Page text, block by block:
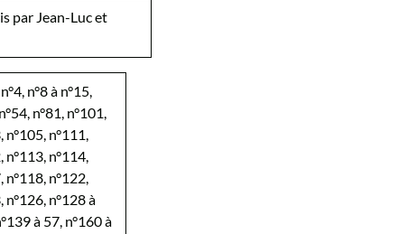
par Jean-Luc et
n°8 à n°15,
n°81, n°101,
n°105, n°111,
n°113, n°114,
n°118, n°122,
n°126, n°128 à
à 57, n°160 à